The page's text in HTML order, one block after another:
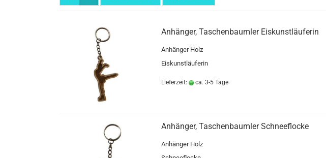
Anhänger, Taschenbaumler Eiskunstläuferin
Anhänger Holz
Eiskunstläuferin
Lieferzeit: ca. 3-5 Tage
Anhänger, Taschenbaumler Schneeflocke
Anhänger Holz